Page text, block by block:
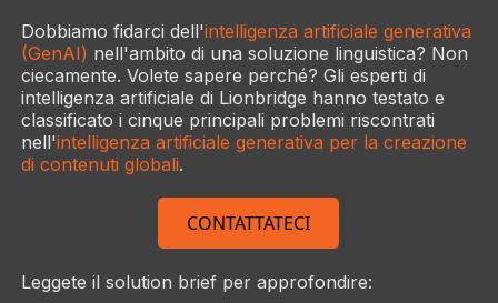
Dobbiamo fidarci dell'intelligenza artificiale generativa
(GenAI) nell'ambito di una soluzione linguistica? Non
ciecamente. Volete sapere perché? Gli esperti di
intelligenza artificiale di Lionbridge hanno testato e
classificato i cinque principali problemi riscontrati
nell'intelligenza artificiale generativa per la creazione
di contenuti globali.
CONTATTATECI
Leggete il solution brief per approfondire: